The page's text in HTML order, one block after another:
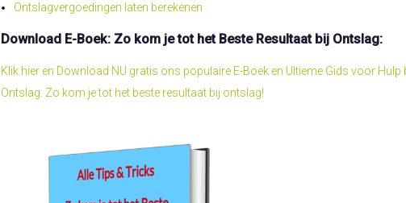
Ontslagvergoedingen laten berekenen
Download E-Boek: Zo kom je tot het Beste Resultaat bij Ontslag:
Klik hier en Download NU gratis ons populaire E-Boek en Ultieme Gids voor Hulp
Ontslag: Zo kom je tot het beste resultaat bij ontslag!